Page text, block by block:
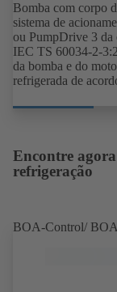
Bomba com corpo
sistema de
ou PumpDrive 3 da
IEC TS 60034-2-
da bomba e do
refrigerada de
substituíveis.
em conformidade
eficiência das
Encontre
refrigeração
BOA-Control/